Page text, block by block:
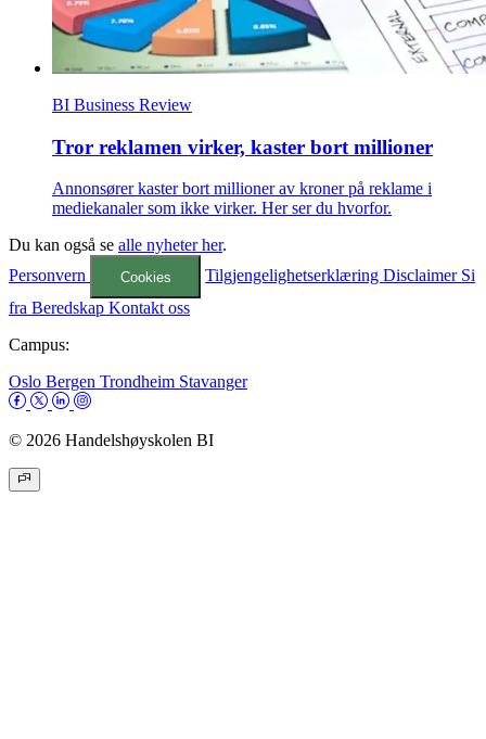
BI Business Review
Tror reklamen virker, kaster bort millioner
Annonsører kaster bort millioner av kroner på reklame i
mediekanaler som ikke virker. Her ser du hvorfor.
Du kan også se alle nyheter her.
Personvern
Cookies TilgjengelighetserklæringDisclaimer Si
fra Beredskap Kontakt oss
Campus:
Oslo Bergen Trondheim Stavanger
© 2026 Handelshøyskolen BI